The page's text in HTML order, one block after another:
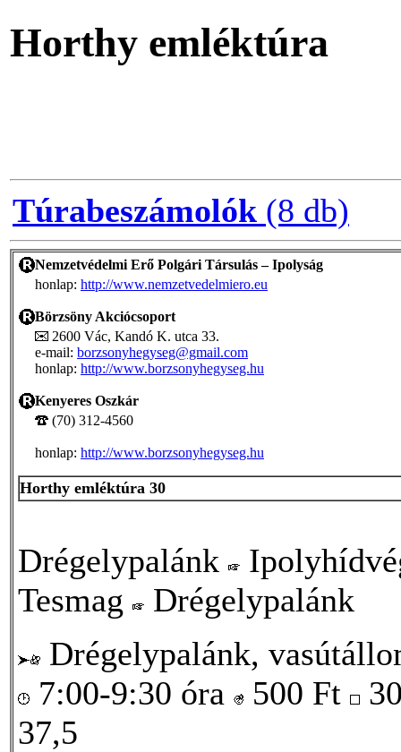
Horthy emléktúra
Túrabeszámolók (8 db)
Nemzetvédelmi Erő Polgári Társulás – Ipolyság
honlap: http://www.nemzetvedelmiero.eu
Börzsöny Akciócsoport
2600 Vác, Kandó K. utca 33.
e-mail: borzsonyhegyseg@gmail.com
honlap: http://www.borzsonyhegyseg.hu
Kenyeres Oszkár
(70) 312-4560
honlap: http://www.borzsonyhegyseg.hu
Horthy emléktúra 30
Drégelypalánk
Tesmag
Drégelypalánk
Drégelypalánk,
7:00-9:30 óra
500 Ft
37,5